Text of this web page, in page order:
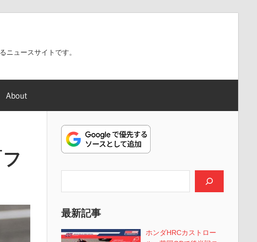
ュースサイトです。
About
最新記事
ホンダHRCカストロー